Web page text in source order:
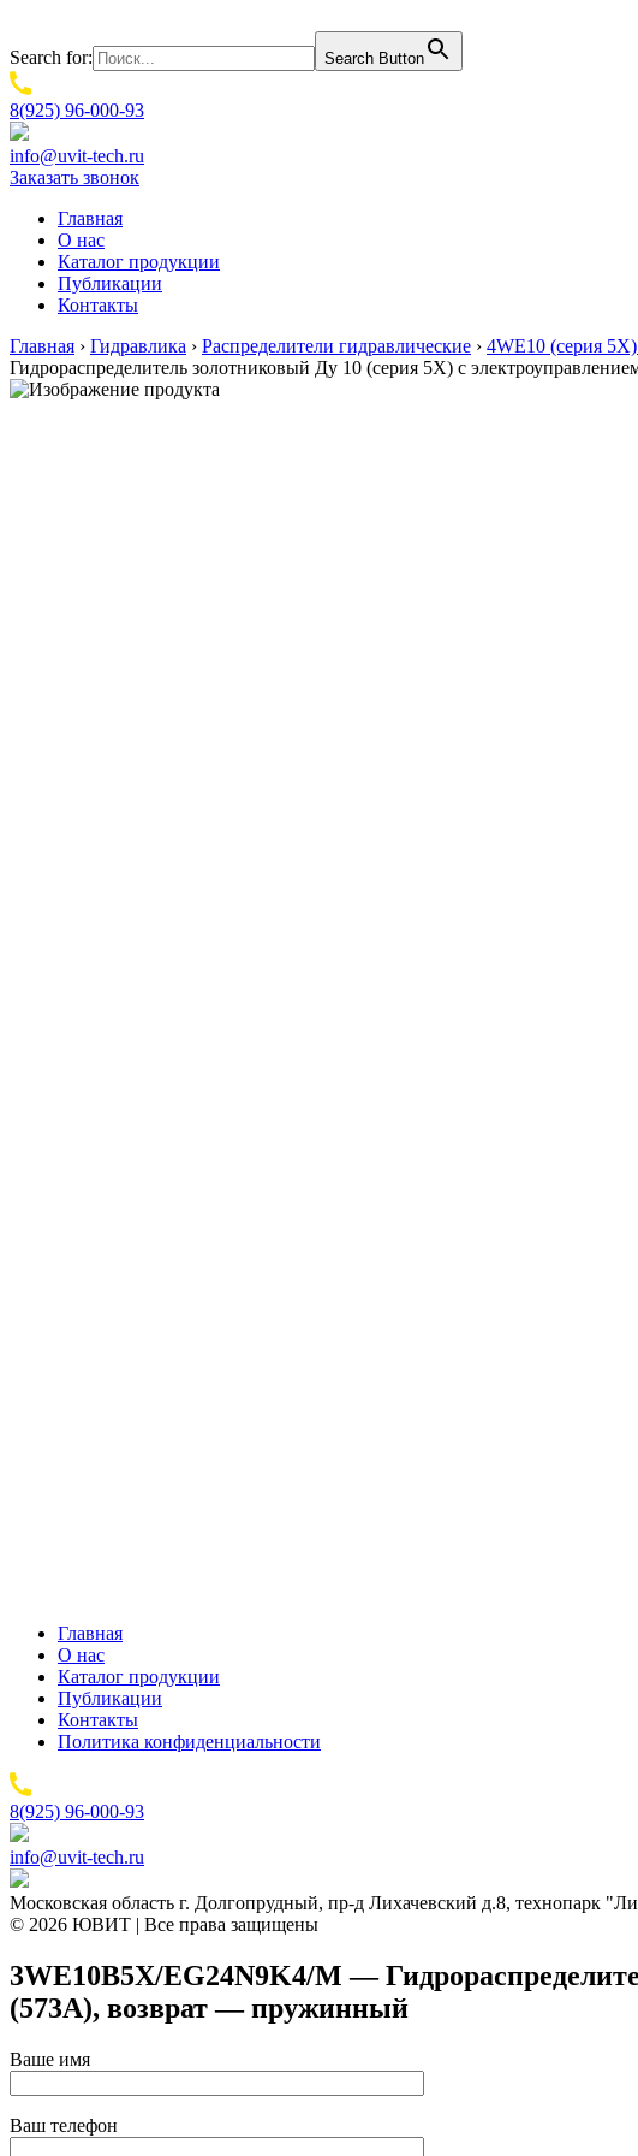
Search for: Search Button
8(925) 96-000-93
info@uvit-tech.ru
Заказать звонок
Главная
О нас
Каталог продукции
Публикации
Контакты
Главная › Гидравлика › Распределители гидравлические › 4WE10 (серия
Гидрораспределитель золотниковый Ду 10 (серия 5X) с
Главная
О нас
Каталог продукции
Публикации
Контакты
Политика конфиденциальности
8(925) 96-000-93
info@uvit-tech.ru
Московская область г. Долгопрудный, пр-д Лихачевский д.8, технопарк
© 2026 ЮВИТ | Все права защищены
3WE10B5X/EG24N9K4/M —
(573A), возврат — пружинный
Ваше имя
Ваш телефон